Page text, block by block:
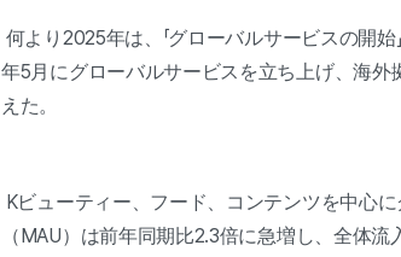
何より2025年は、「グローバルサービスの開
年5月にグローバルサービスを立ち上げ、海
えた。
Kビューティー、フード、コンテンツを中心
（MAU）は前年同期比2.3倍に急増し、全体